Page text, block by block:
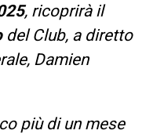
, ricoprirà il
del Club, a diretto
Damien
più di un mese